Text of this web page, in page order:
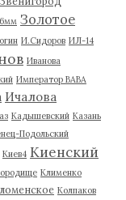
Золотое
И.Сидоров ИЛ-14
Иванова
Император ВАВА
Ичалова
Кадышевский Казань
Подольский
Киев4 Киенский
Клименко
Колпаков